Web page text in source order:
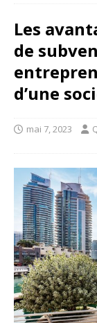
Les
de
d’une
mai 7, 2023